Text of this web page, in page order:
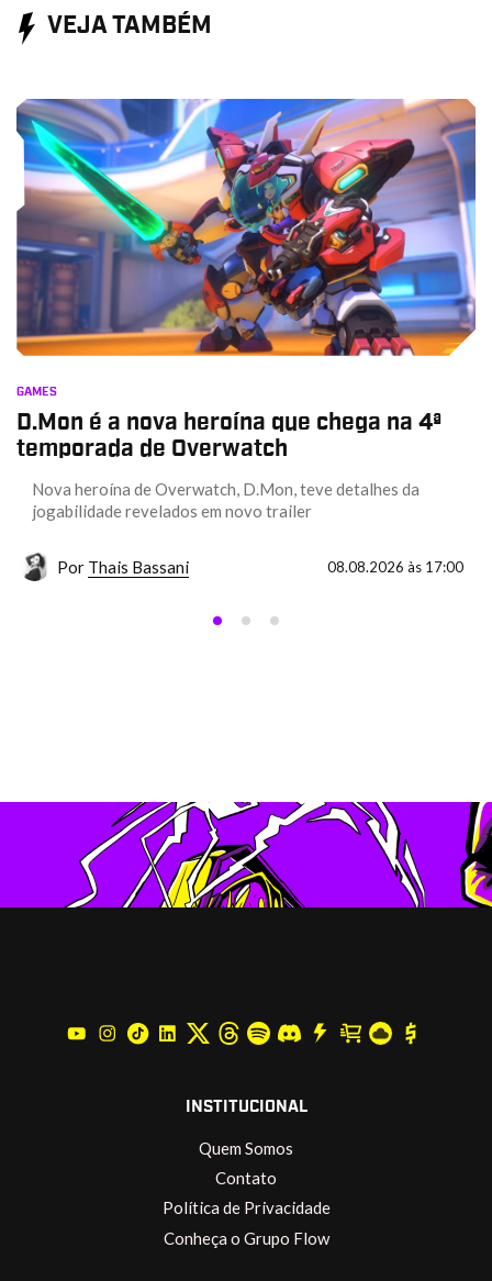
VEJA TAMBÉM
GAMES
D.Mon é a nova heroína que chega na 4ª
temporada de Overwatch
Nova heroína de Overwatch, D.Mon, teve detalhes da
jogabilidade revelados em novo trailer
Por Thais Bassani 08.08.2026 às 17:00
INSTITUCIONAL
Quem Somos
Contato
Política de Privacidade
Conheça o Grupo Flow